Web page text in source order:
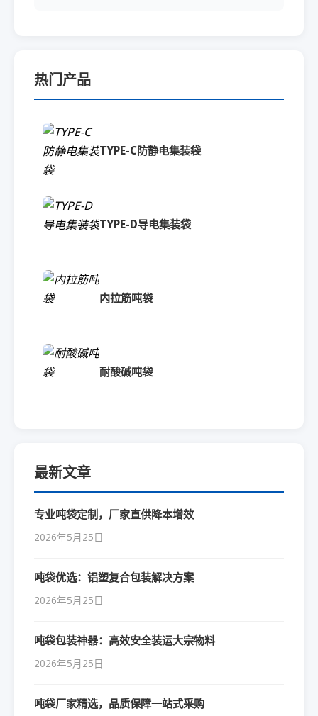
热门产品
TYPE-C防静电集装袋
TYPE-D导电集装袋
内拉筋吨袋
耐酸碱吨袋
最新文章
专业吨袋定制，厂家直供降本增效
2026年5月25日
吨袋优选：铝塑复合包装解决方案
2026年5月25日
吨袋包装神器：高效安全装运大宗物料
2026年5月25日
吨袋厂家精选，品质保障一站式采购